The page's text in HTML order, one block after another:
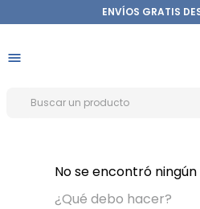
ENVÍOS GRATIS
No se encontró
¿Qué debo hacer?